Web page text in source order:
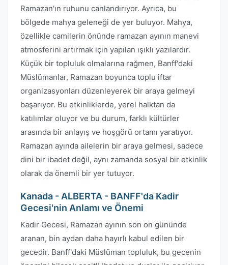
Ramazan'ın ruhunu canlandırıyor. Ayrıca, bu
bölgede mahya geleneği de yer buluyor. Mahya,
özellikle camilerin önünde ramazan ayının manevi
atmosferini artırmak için yapılan ışıklı yazılardır.
Küçük bir topluluk olmalarına rağmen, Banff'daki
Müslümanlar, Ramazan boyunca toplu iftar
organizasyonları düzenleyerek bir araya gelmeyi
başarıyor. Bu etkinliklerde, yerel halktan da
katılımlar oluyor ve bu durum, farklı kültürler
arasında bir anlayış ve hoşgörü ortamı yaratıyor.
Ramazan ayında ailelerin bir araya gelmesi, sadece
dini bir ibadet değil, aynı zamanda sosyal bir etkinlik
olarak da önemli bir yer tutuyor.
Kanada - ALBERTA - BANFF'da Kadir
Gecesi'nin Anlamı ve Önemi
Kadir Gecesi, Ramazan ayının son on gününde
aranan, bin aydan daha hayırlı kabul edilen bir
gecedir. Banff'daki Müslüman topluluk, bu gecenin